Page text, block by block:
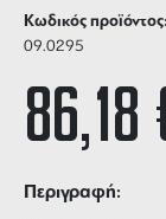
Κωδικός προϊόντος:
09.0295
86,18
Περιγραφή: